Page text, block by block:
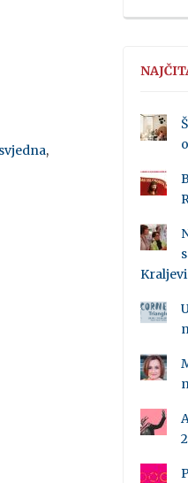
,